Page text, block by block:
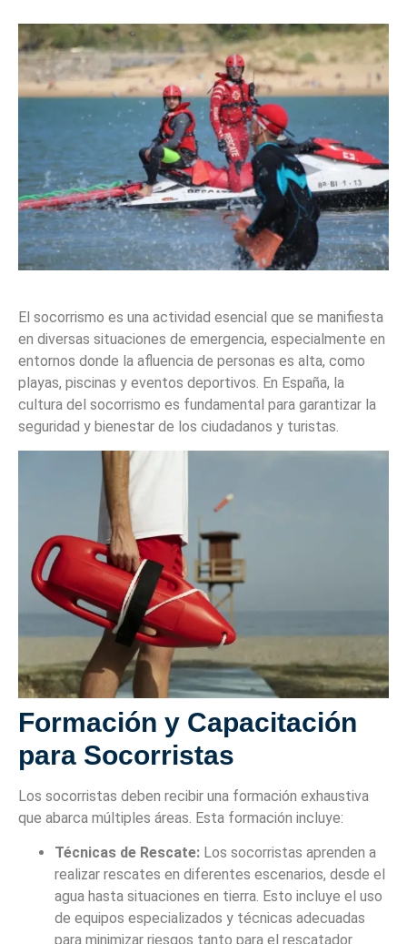
El socorrismo es una actividad esencial que se manifiesta
en diversas situaciones de emergencia, especialmente en
entornos donde la afluencia de personas es alta, como
playas, piscinas y eventos deportivos. En España, la
cultura del socorrismo es fundamental para garantizar la
seguridad y bienestar de los ciudadanos y turistas.
Formación y Capacitación
para Socorristas
Los socorristas deben recibir una formación exhaustiva
que abarca múltiples áreas. Esta formación incluye:
Técnicas de Rescate: Los socorristas aprenden a
realizar rescates en diferentes escenarios, desde el
agua hasta situaciones en tierra. Esto incluye el uso
de equipos especializados y técnicas adecuadas
para minimizar riesgos tanto para el rescatador